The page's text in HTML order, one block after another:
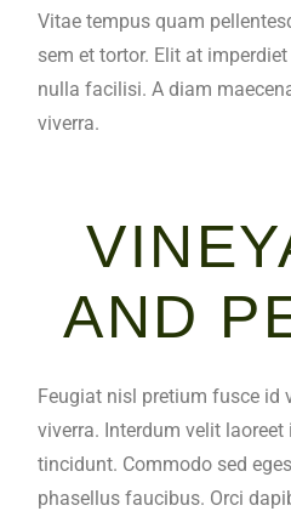
Vitae tempus quam
sem et tortor. Elit at
nulla facilisi. A diam
viverra.
AND
Feugiat nisl pretium fusce id
viverra. Interdum velit
tincidunt. Commodo sed
phasellus faucibus. Orci